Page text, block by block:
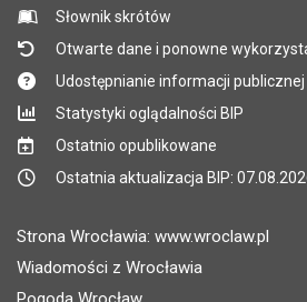
Słownik skrótów
Otwarte dane i ponowne
Udostępnianie informacji publicznej
Statystyki oglądalności BIP
Ostatnio opublikowane
Ostatnia aktualizacja BIP:
Strona Wrocławia: www.wroclaw.pl
Wiadomości z Wrocławia